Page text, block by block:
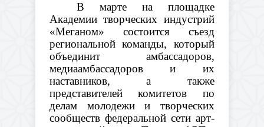
В марте на площадке
Академии творческих индустрий
«Меганом» состоится съезд
региональной команды, который
объединит амбассадоров,
медиаамбассадоров и их
наставников, а также
представителей комитетов по
делам молодежи и творческих
сообществ федеральной сети арт-